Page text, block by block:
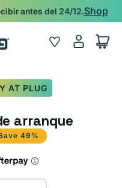
antes del 24/12.Shop
Wishlist
Iniciar
sesión
Carrito
AT PLUG
arranque
49%